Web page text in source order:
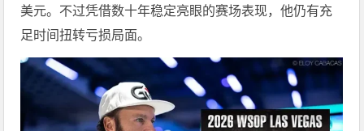
美元。不过凭借数十年稳定亮眼的赛场表现，他仍有充
足时间扭转亏损局面。